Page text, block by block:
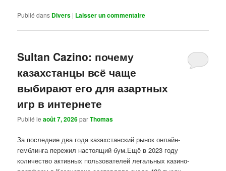
Publié dans Divers | Laisser un commentaire
Sultan Cazino: почему
казахстанцы всё чаще
выбирают его для азартных
игр в интернете
Publié leaoût 7, 2026parThomas
За последние два года казахстанский рынок онлайн-
гемблинга пережил настоящий бум.Ещё в 2023 году
количество активных пользователей легальных казино-